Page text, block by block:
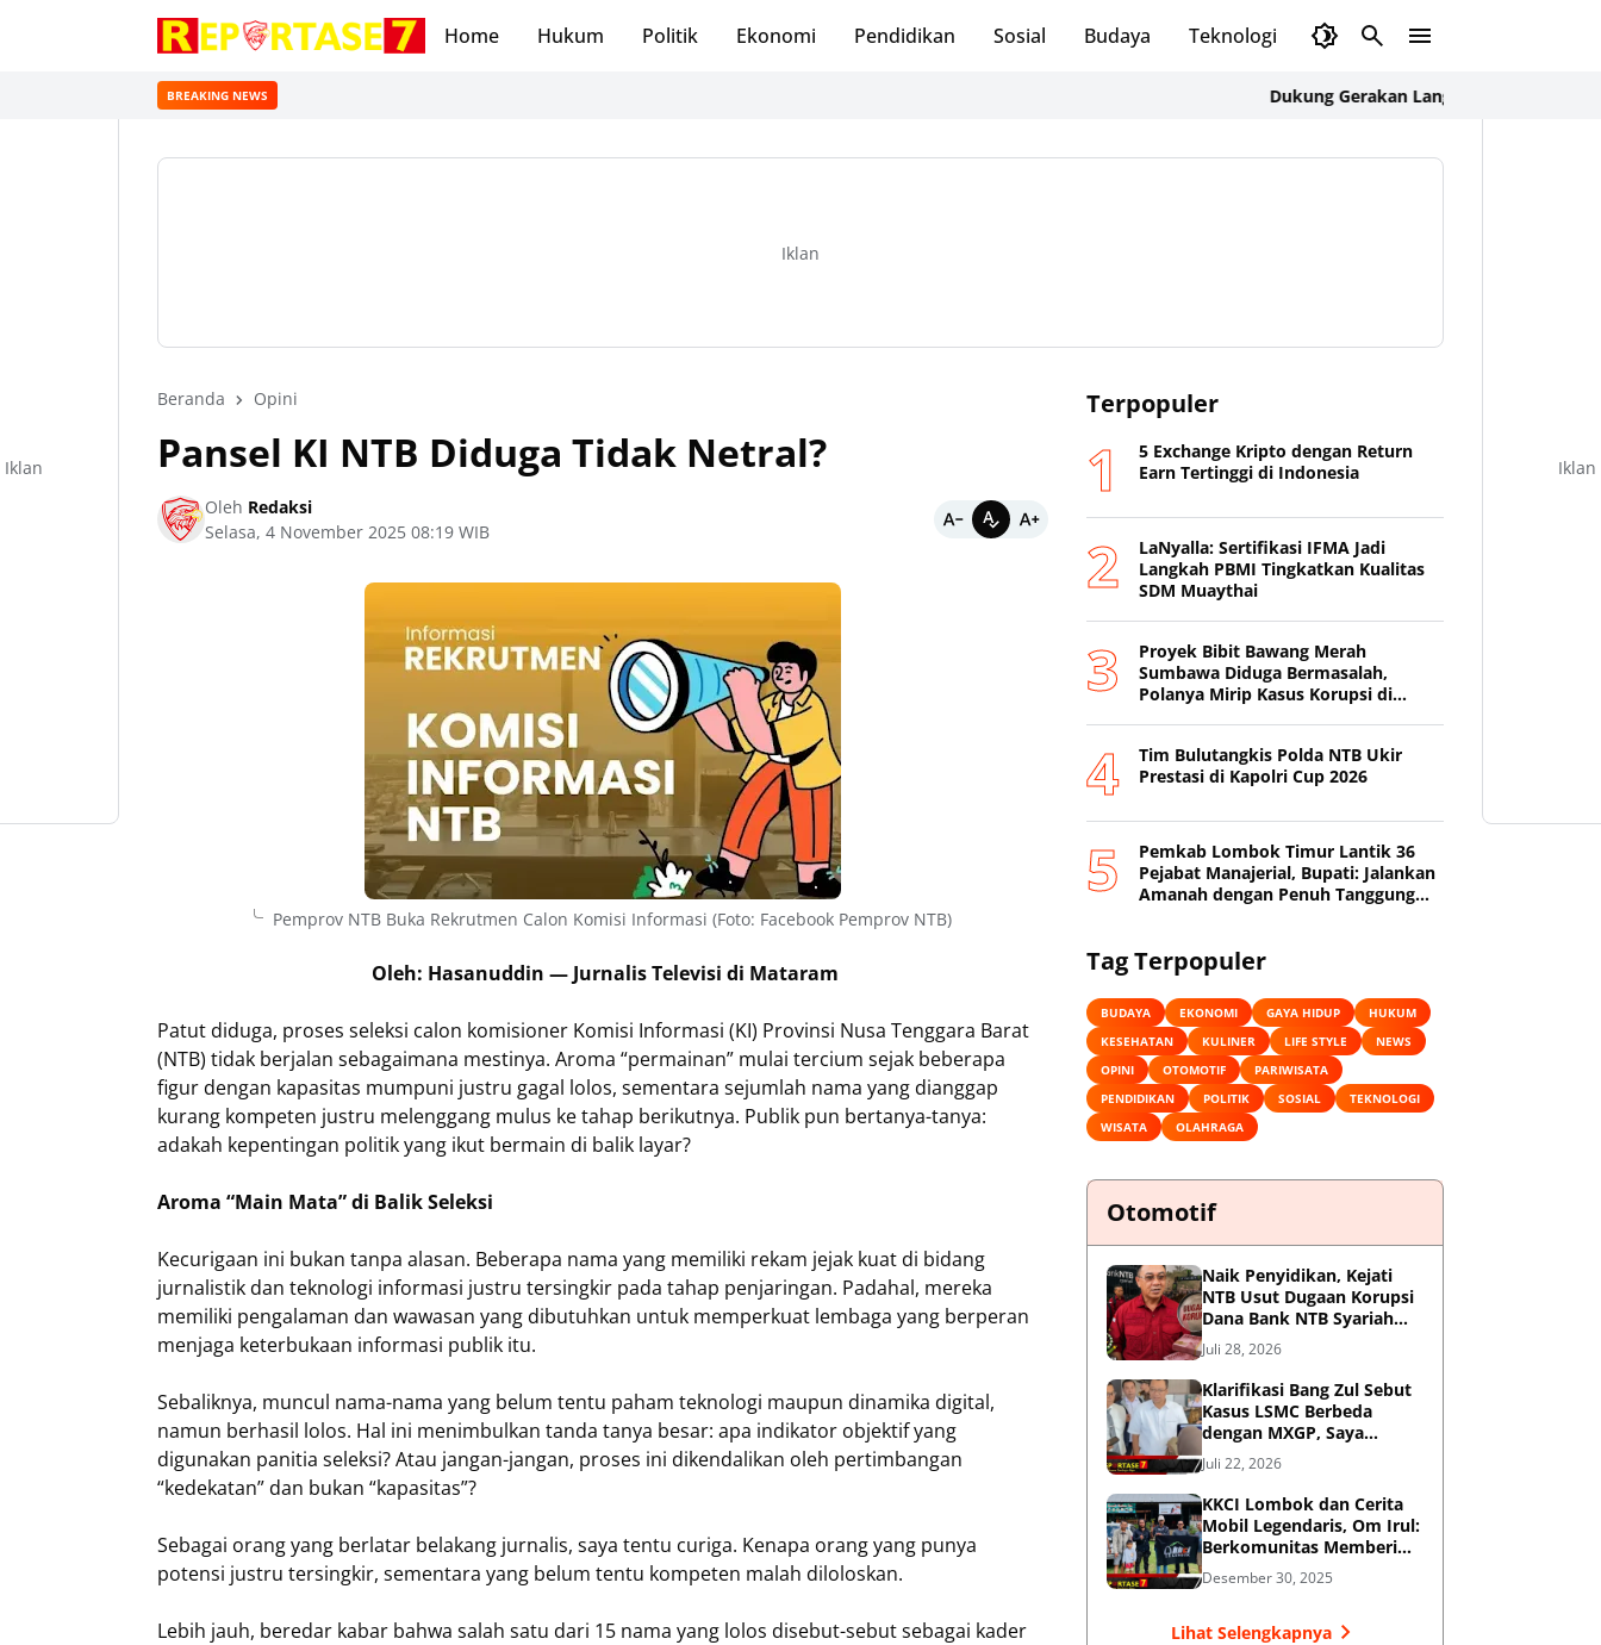
Home Hukum Politik Ekonomi Pendidikan Sosial Budaya Teknologi Olahraga
BREAKING NEWS Dukung Gerakan Langit Biru Indonesia Asri,
Iklan
Beranda Opini
Pansel KI NTB Diduga Tidak Netral?
Oleh Redaksi
Selasa, 4 November 2025 08:19 WIB
Pemprov NTB Buka Rekrutmen Calon Komisi Informasi (Foto: Facebook Pemprov NTB)
Oleh: Hasanuddin — Jurnalis Televisi di Mataram
Patut diduga, proses seleksi calon komisioner Komisi Informasi (KI) Provinsi Nusa Tenggara Barat
(NTB) tidak berjalan sebagaimana mestinya. Aroma “permainan” mulai tercium sejak beberapa
figur dengan kapasitas mumpuni justru gagal lolos, sementara sejumlah nama yang dianggap
kurang kompeten justru melenggang mulus ke tahap berikutnya. Publik pun bertanya-tanya:
adakah kepentingan politik yang ikut bermain di balik layar?
Aroma “Main Mata” di Balik Seleksi
Kecurigaan ini bukan tanpa alasan. Beberapa nama yang memiliki rekam jejak kuat di bidang
jurnalistik dan teknologi informasi justru tersingkir pada tahap penjaringan. Padahal, mereka
memiliki pengalaman dan wawasan yang dibutuhkan untuk memperkuat lembaga yang berperan
menjaga keterbukaan informasi publik itu.
Sebaliknya, muncul nama-nama yang belum tentu paham teknologi maupun dinamika digital,
namun berhasil lolos. Hal ini menimbulkan tanda tanya besar: apa indikator objektif yang
digunakan panitia seleksi? Atau jangan-jangan, proses ini dikendalikan oleh pertimbangan
“kedekatan” dan bukan “kapasitas”?
Sebagai orang yang berlatar belakang jurnalis, saya tentu curiga. Kenapa orang yang punya
potensi justru tersingkir, sementara yang belum tentu kompeten malah diloloskan.
Lebih jauh, beredar kabar bahwa salah satu dari 15 nama yang lolos disebut-sebut sebagai kader
Terpopuler
5 Exchange Kripto dengan Return
Earn Tertinggi di Indonesia
LaNyalla: Sertifikasi IFMA Jadi
Langkah PBMI Tingkatkan Kualitas
SDM Muaythai
Proyek Bibit Bawang Merah
Sumbawa Diduga Bermasalah,
Polanya Mirip Kasus Korupsi di
Tim Bulutangkis Polda NTB Ukir
Prestasi di Kapolri Cup 2026
Pemkab Lombok Timur Lantik 36
Pejabat Manajerial, Bupati: Jalankan
Amanah dengan Penuh Tanggung
Tag Terpopuler
BUDAYA EKONOMI GAYA HIDUP
HUKUM
KESEHATAN
KULINER LIFE STYLE
NEWS
OPINI
OTOMOTIF
PARIWISATA
PENDIDIKAN
POLITIK SOSIAL
TEKNOLOGI
WISATA
OLAHRAGA
Otomotif
Naik Penyidikan, Kejati
NTB Usut Dugaan Korupsi
Dana Bank NTB Syariah
untuk MXGP 2023
Juli 28, 2026
Klarifikasi Bang Zul Sebut
Kasus LSMC Berbeda
dengan MXGP, Saya
Dipanggil Sebagai Saksi
Juli 22, 2026
KKCI Lombok dan Cerita
Mobil Legendaris, Om Irul:
Berkomunitas Memberi
Manfaat dan Membangun
Imej Positif
Desember 30, 2025
Lihat Selengkapnya
Iklan Iklan